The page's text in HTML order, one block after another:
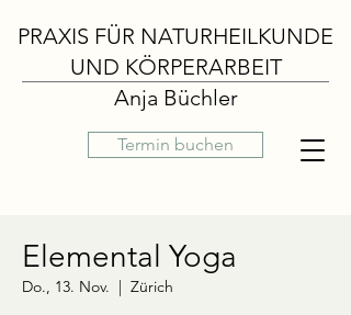
PRAXIS FÜR NATURHEILKUNDE
UND KÖRPERARBEIT
Anja Büchler
Termin buchen
Elemental Yoga
Do., 13. Nov.
  |
Zürich